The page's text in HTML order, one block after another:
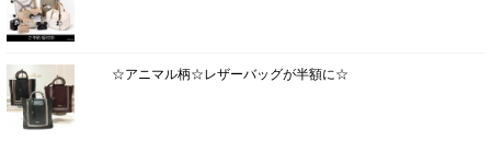
☆アニマル柄☆レザーバッグが半額に☆